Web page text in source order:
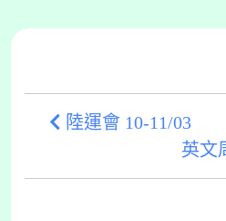
陸運會 10-11/03
英文